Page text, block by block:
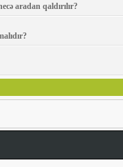
aradan qaldırılır?